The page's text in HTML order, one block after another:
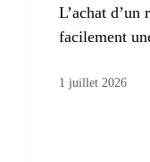
L’achat
facilement
1 juillet 2026